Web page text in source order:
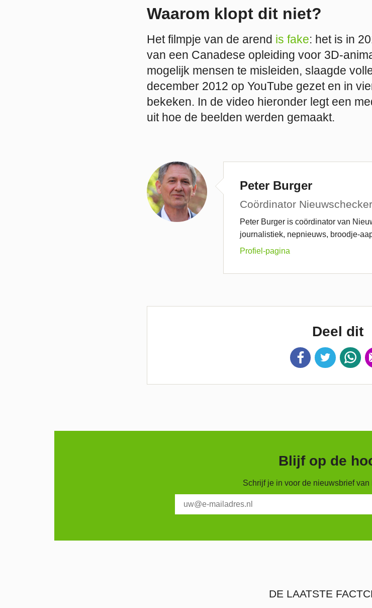
Waarom klopt dit niet?
Het filmpje van de arend is fake: het is in
van een Canadese opleiding voor 3D-
mogelijk mensen te misleiden, slaagde
december 2012 op YouTube gezet en in
bekeken. In de video hieronder legt een
uit hoe de beelden werden gemaakt.
Peter Burger
Coördinator
Peter Burger is coördinator van
journalistiek, nepnieuws, broodje-
Profiel-pagina
Deel dit
Blijf op de
Schrijf je in voor de nieuwsbrief
DE LAATSTE